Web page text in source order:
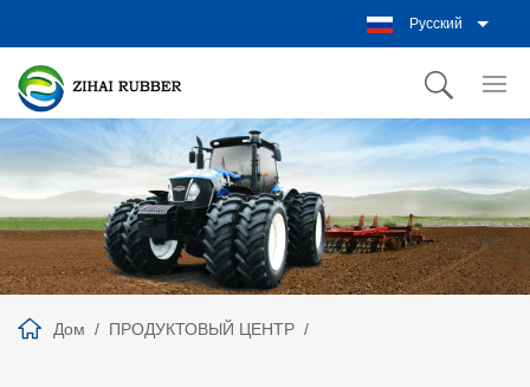
Русский
Дом ПРОДУКТОВЫЙ ЦЕНТР